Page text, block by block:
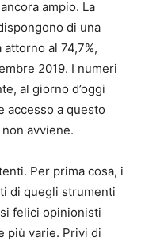
ampio. La
di una
al 74,7%,
2019. I numeri
al giorno d’oggi
accesso a questo
avviene.
Per prima cosa, i
di quegli strumenti
felici opinionisti
più varie. Privi di